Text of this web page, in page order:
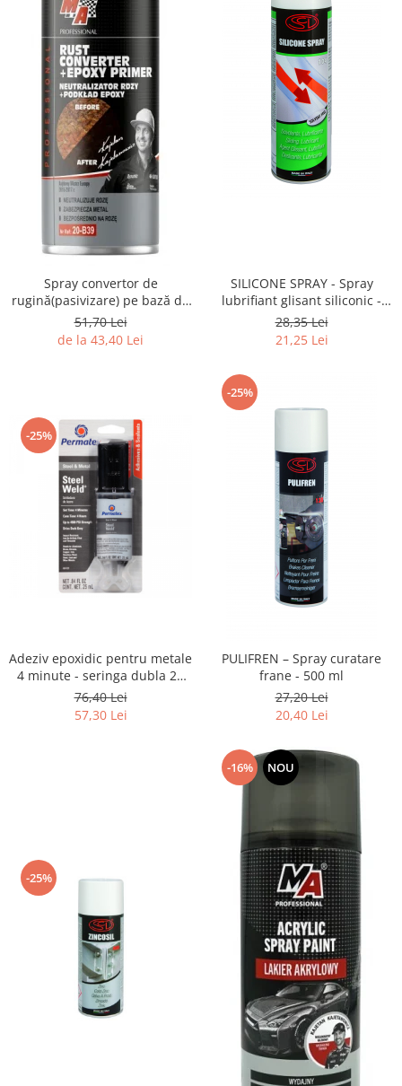
Spray convertor de
rugină(pasivizare) pe bază de
rasini epoxidice, 400 ml
51,70 Lei
de la 43,40 Lei
SILICONE SPRAY - Spray
lubrifiant glisant siliconic -
500 ml
28,35 Lei
21,25 Lei
-25%
Adeziv epoxidic pentru metale
4 minute - seringa dubla 25
ml
76,40 Lei
57,30 Lei
-25%
PULIFREN – Spray curatare
frane - 500 ml
27,20 Lei
20,40 Lei
-25%
-16% NOU